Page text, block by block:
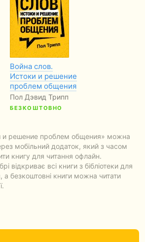
Война слов.
Истоки и решение
проблем общения
Пол Дэвид Трипп
БЕЗКОШТОВНО
и решение проблем общения» можна
мобільний додаток, який з часом
книгу для читання офлайн.
відкриває всі книги з бібліотеки для
а безкоштовні книги можна читати